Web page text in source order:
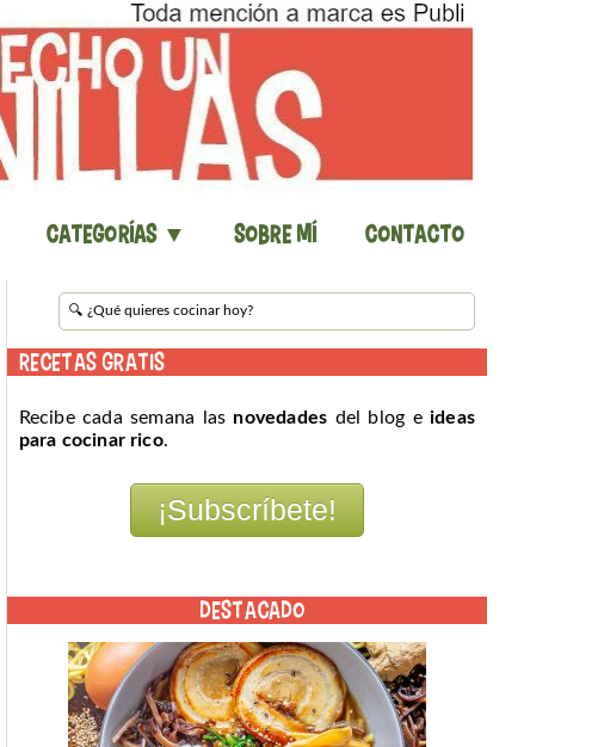
Categorías ▼ Sobre mí Contacto
RECETAS GRATIS
Recibe cada semana las novedades del blog e ideas
para cocinar rico.
DESTACADO